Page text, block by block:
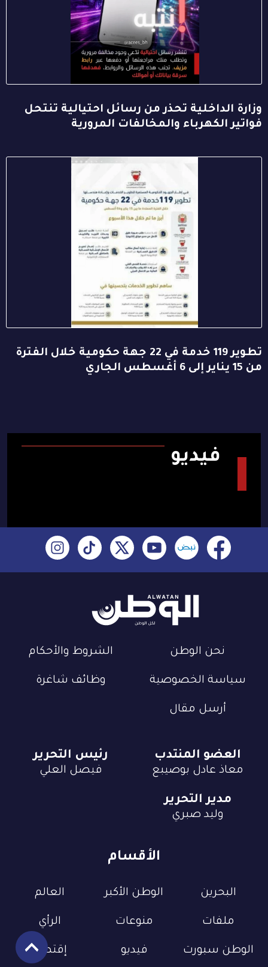
وزارة الداخلية تحذر من رسائل احتيالية تنتحل
فواتير الكهرباء والمخالفات المرورية
تطوير 119 خدمة في 22 جهة حكومية خلال الفترة
من 15 يناير إلى 6 أغسطس الجاري
فيديو
نحن الوطن الشروط والأحكام
سياسة الخصوصية وظائف شاغرة
أرسل مقال
الأقسام
البحرين الوطن الأكبر العالم
ملفات منوعات الرأي
الوطن سبورت فيديو إقتصاد
العضو المنتدب
معاذ عادل بوصيبع
رئيس التحرير
فيصل العلي
مدير التحرير
وليد صبري